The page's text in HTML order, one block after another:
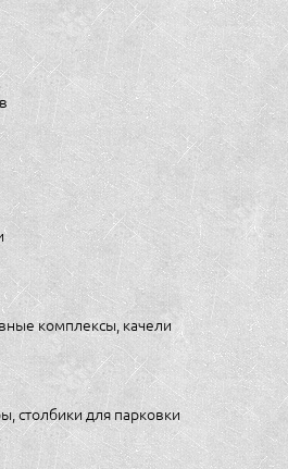
комплексы, качели
столбики для парковки